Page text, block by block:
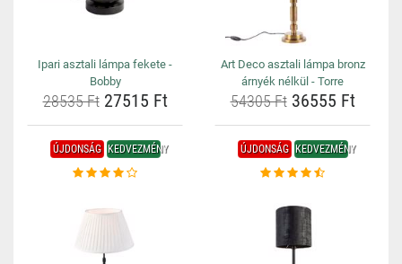
Ipari asztali lámpa fekete -
Bobby
28535 Ft27515 Ft
Art Deco asztali lámpa bronz
árnyék nélkül - Torre
54305 Ft36555 Ft
ÚJDONSÁG KEDVEZMÉNY ÚJDONSÁG KEDVEZMÉNY